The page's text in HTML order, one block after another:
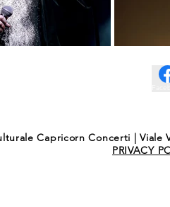
Capricorn Concerti | Viale
PRIVACY